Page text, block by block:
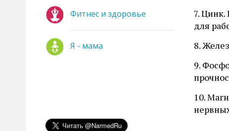
7.
для
8.
9.
10.
Фитнес и здоровье
Я - мама